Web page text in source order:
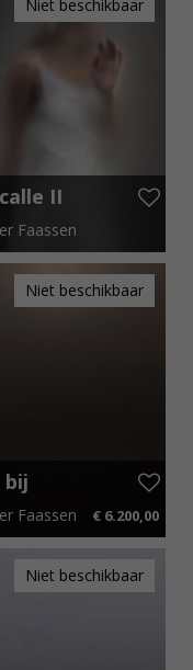
Niet beschikbaar
II
Faassen
x 180 cm
Niet beschikbaar
bij
Faassen € 6.200,00
150 cm
Niet beschikbaar